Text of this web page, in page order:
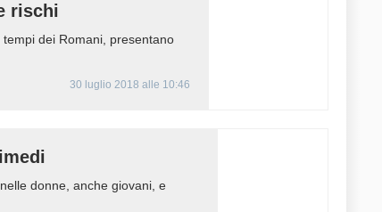
rischi
dei Romani, presentano
30 luglio 2018 alle 10:46
donne, anche giovani, e